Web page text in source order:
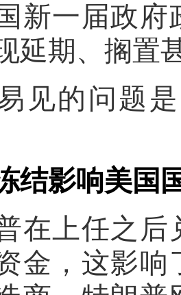
新一届政
延期、搁置
见的问题
结影响美国
在上任之后
金，这影响